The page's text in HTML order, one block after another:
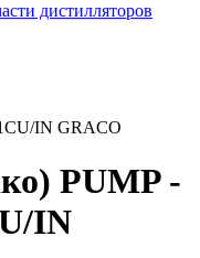
дистилляторов
IN GRACO
PUMP -
IN